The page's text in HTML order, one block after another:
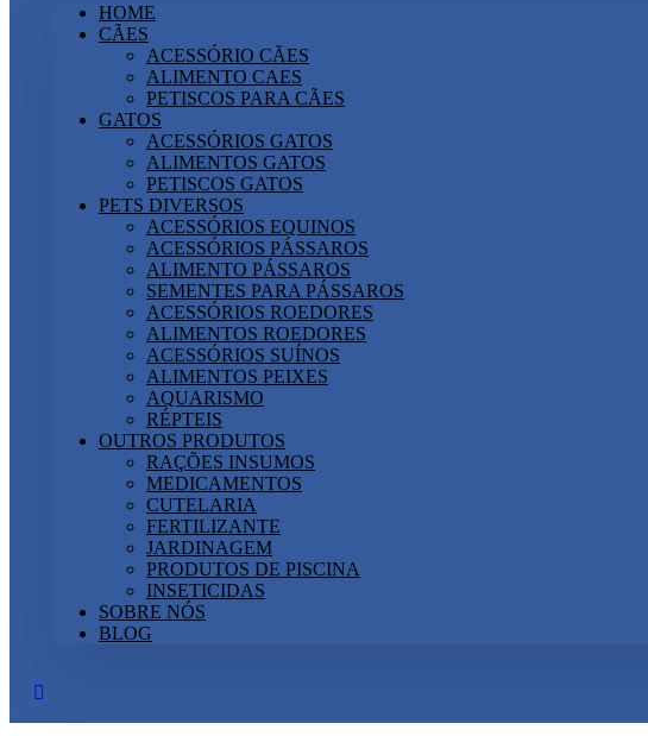
HOME
CÃES
ACESSÓRIO CÃES
ALIMENTO CAES
PETISCOS PARA CÃES
GATOS
ACESSÓRIOS GATOS
ALIMENTOS GATOS
PETISCOS GATOS
PETS DIVERSOS
ACESSÓRIOS EQUINOS
ACESSÓRIOS PÁSSAROS
ALIMENTO PÁSSAROS
SEMENTES PARA PÁSSAROS
ACESSÓRIOS ROEDORES
ALIMENTOS ROEDORES
ACESSÓRIOS SUÍNOS
ALIMENTOS PEIXES
AQUARISMO
RÉPTEIS
OUTROS PRODUTOS
RAÇÕES INSUMOS
MEDICAMENTOS
CUTELARIA
FERTILIZANTE
JARDINAGEM
PRODUTOS DE PISCINA
INSETICIDAS
SOBRE NÓS
BLOG